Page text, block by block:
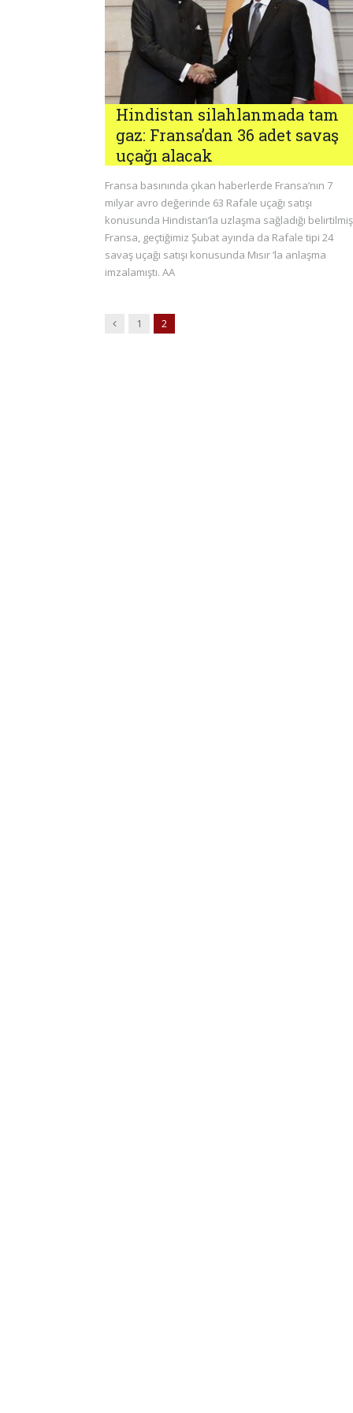
Hindistan silahlanmada tam
gaz: Fransa’dan 36 adet savaş
uçağı alacak
Fransa basınında çıkan haberlerde Fransa’nın 7
milyar avro değerinde 63 Rafale uçağı satışı
konusunda Hindistan’la uzlaşma sağladığı
Fransa, geçtiğimiz Şubat ayında da Rafale tipi 24
savaş uçağı satışı konusunda Mısır ‘la anlaşma
imzalamıştı. AA
Previous
1 2